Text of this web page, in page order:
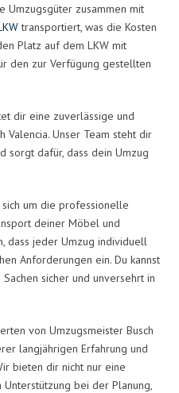
Umzugsgüter zusammen mit
transportiert, was die Kosten
Platz auf dem LKW mit
den zur Verfügung gestellten
dir eine zuverlässige und
Valencia. Unser Team steht dir
sorgt dafür, dass dein Umzug
um die professionelle
deiner Möbel und
dass jeder Umzug individuell
Anforderungen ein. Du kannst
sicher und unversehrt in
von Umzugsmeister Busch
langjährigen Erfahrung und
bieten dir nicht nur eine
bei der Planung,